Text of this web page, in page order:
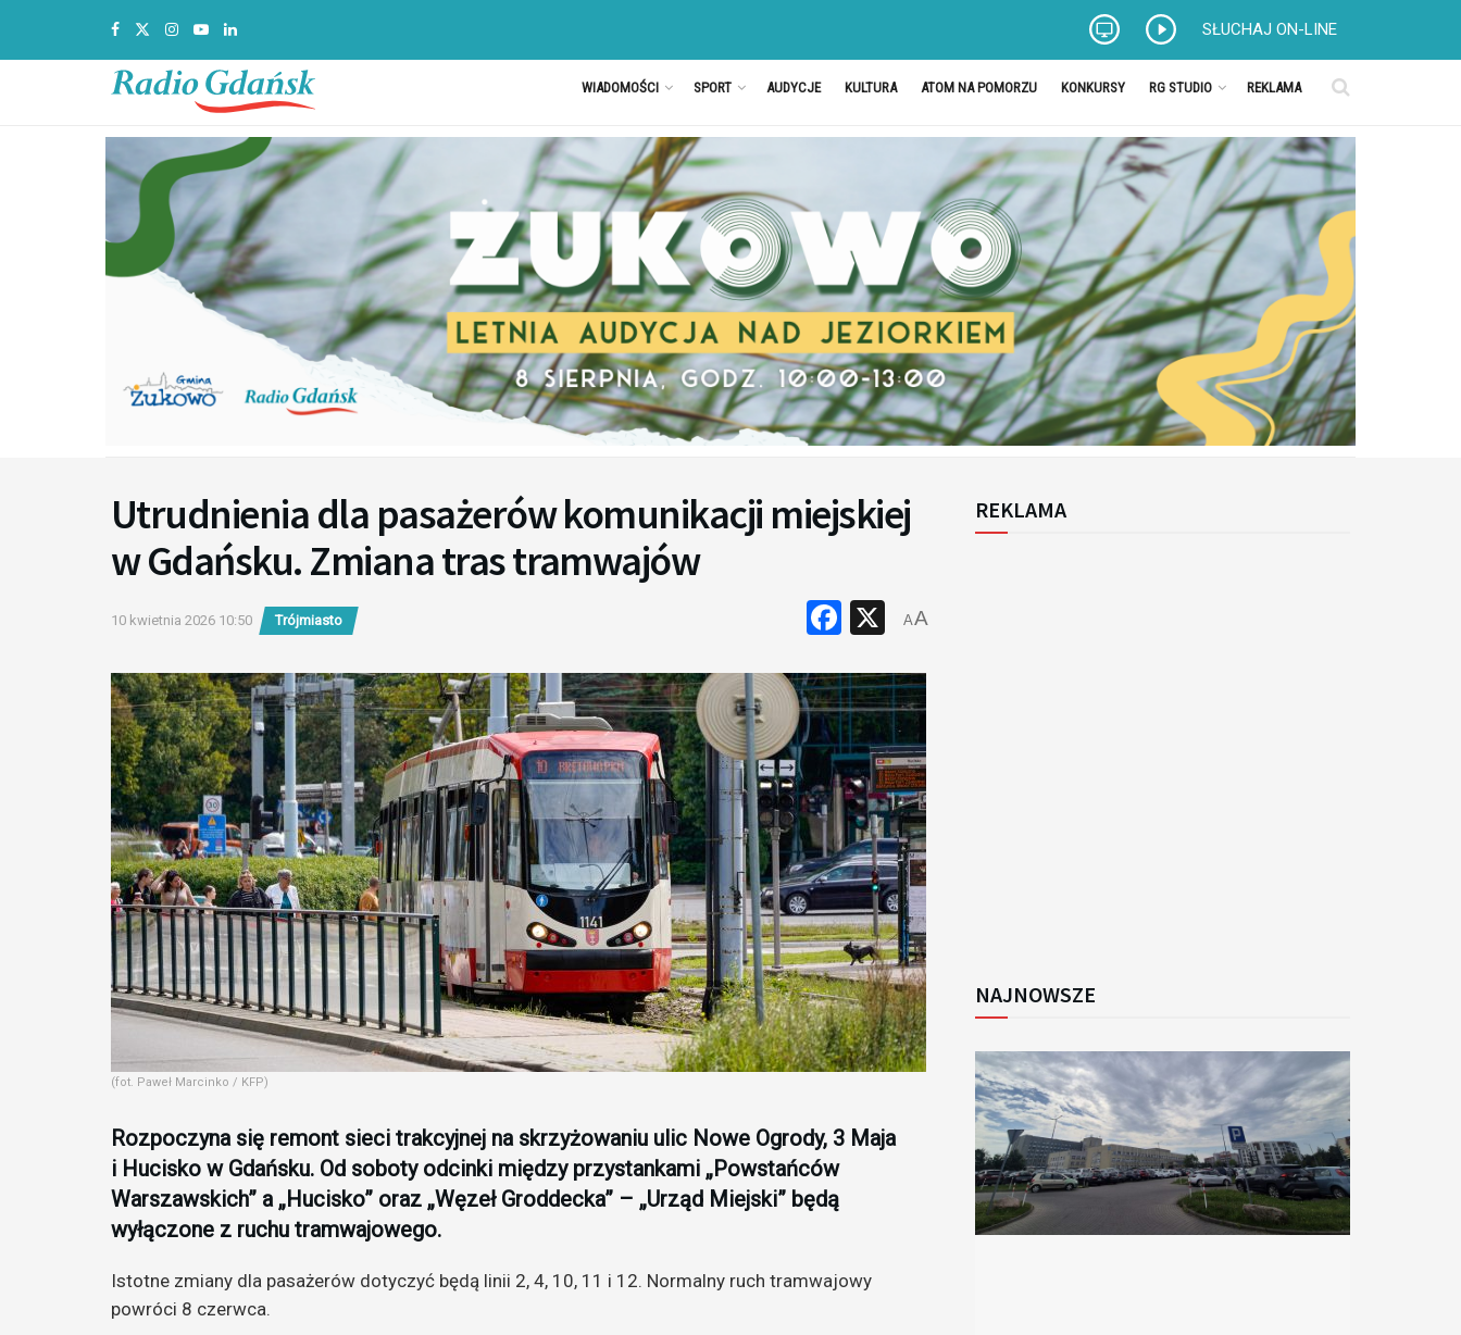
SŁUCHAJ ON-LINE
WIADOMOŚCI SPORT AUDYCJE KULTURA ATOM NA POMORZU KONKURSY RG STUDIO REKLAMA
Utrudnienia dla pasażerów komunikacji miejskiej
w Gdańsku. Zmiana tras tramwajów
10 kwietnia 2026 10:50 Trójmiasto Facebook
X
AA
(fot. Paweł Marcinko / KFP)
Rozpoczyna się remont sieci trakcyjnej na skrzyżowaniu ulic Nowe Ogrody, 3 Maja
i Hucisko w Gdańsku. Od soboty odcinki między przystankami „Powstańców
Warszawskich” a „Hucisko” oraz „Węzeł Groddecka” – „Urząd Miejski” będą
wyłączone z ruchu tramwajowego.
Istotne zmiany dla pasażerów dotyczyć będą linii 2, 4, 10, 11 i 12. Normalny ruch tramwajowy
powróci 8 czerwca.
REKLAMA
NAJNOWSZE